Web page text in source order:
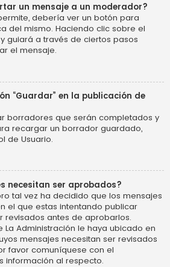
un mensaje a un moderador?
debería ver un botón para
del mismo. Haciendo clic sobre el
guiará a través de ciertos pasos
el mensaje.
“Guardar” en la publicación de
borradores que serán completados y
recargar un borrador guardado,
de Usuario.
necesitan ser aprobados?
tal vez ha decidido que los mensajes
el que estas intentando publicar
revisados antes de aprobarlos.
La Administración le haya ubicado en
mensajes necesitan ser revisados
favor comuníquese con el
información al respecto.